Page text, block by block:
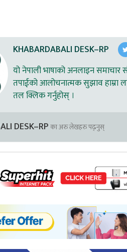
KHABARDABALI DESK–RP
यो नेपाली भाषाको अनलाइन समाचार
तपाईको आलोचनात्मक सुझाव हाम्रा
तल क्लिक गर्नुहोस् ।
DESK–RPका अरु लेखहरु पढ्नुस्